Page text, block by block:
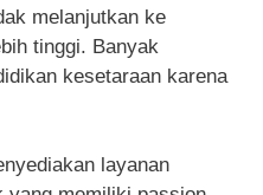
melanjutkan ke
tinggi. Banyak
kesetaraan karena
layanan